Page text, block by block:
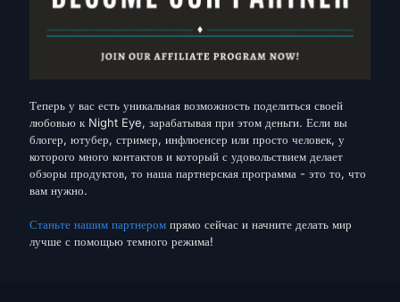
Теперь у вас есть уникальная возможность поделиться своей
любовью к Night Eye, зарабатывая при этом деньги. Если вы
блогер, ютубер, стример, инфлюенсер или просто человек, у
которого много контактов и который с удовольствием делает
обзоры продуктов, то наша партнерская программа - это то, что
вам нужно.
Станьте нашим партнером прямо сейчас и начните делать мир
лучше с помощью темного режима!